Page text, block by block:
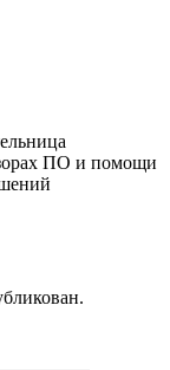
ПО и помощи